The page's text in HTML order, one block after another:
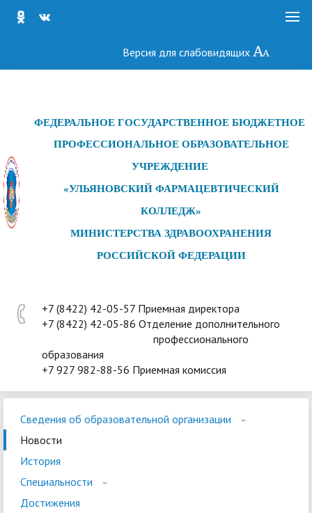
Версия для слабовидящих
ФЕДЕРАЛЬНОЕ ГОСУДАРСТВЕННОЕ БЮДЖЕТНОЕ
ПРОФЕССИОНАЛЬНОЕ ОБРАЗОВАТЕЛЬНОЕ
УЧРЕЖДЕНИЕ
«УЛЬЯНОВСКИЙ ФАРМАЦЕВТИЧЕСКИЙ
КОЛЛЕДЖ»
МИНИСТЕРСТВА ЗДРАВООХРАНЕНИЯ
РОССИЙСКОЙ ФЕДЕРАЦИИ
+7 (8422) 42-05-57 Приемная директора
+7 (8422) 42-05-86 Отделение дополнительного
профессионального
образования
+7 927 982-88-56 Приемная комиссия
Сведения об образовательной организации
Новости
История
Специальности
Достижения